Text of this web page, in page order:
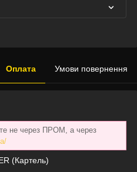
Оплата Умови повернення
не через ПРОМ, а через
(Картель)